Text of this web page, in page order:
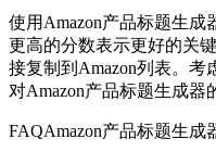
使用Amazon产品标题生成
更高的分数表示更好的关
接复制到Amazon列表。考
对Amazon产品标题生成器
FAQAmazon产品标题生成